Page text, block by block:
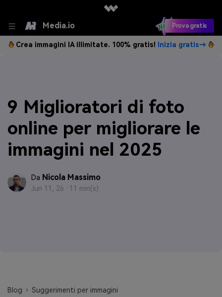
Media.io Prova gratis
Crea immagini IA illimitate. 100% gratis! Inizia gratis→
9 Miglioratori di foto
online per migliorare le
immagini nel 2025
Da Nicola Massimo
Jun 11, 26 · 11 min(s)
Blog
Suggerimenti per immagini